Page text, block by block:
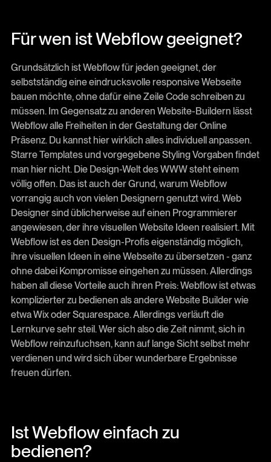
Für wen ist Webflow geeignet?
Grundsätzlich ist Webflow für jeden geeignet, der
selbstständig eine eindrucksvolle responsive Webseite
bauen möchte, ohne dafür eine Zeile Code schreiben zu
müssen. Im Gegensatz zu anderen Website-Buildern lässt
Webflow alle Freiheiten in der Gestaltung der Online
Präsenz. Du kannst hier wirklich alles individuell anpassen.
Starre Templates und vorgegebene Styling Vorgaben findet
man hier nicht. Die Design-Welt des WWW steht einem
völlig offen. Das ist auch der Grund, warum Webflow
vorrangig auch von vielen Designern genutzt wird. Web
Designer sind üblicherweise auf einen Programmierer
angewiesen, der ihre visuellen Website Ideen realisiert. Mit
Webflow ist es den Design-Profis eigenständig möglich,
ihre visuellen Ideen in eine Webseite zu übersetzen - ganz
ohne dabei Kompromisse eingehen zu müssen. Allerdings
haben all diese Vorteile auch ihren Preis: Webflow ist etwas
komplizierter zu bedienen als andere Website Builder wie
etwa Wix oder Squarespace. Allerdings verläuft die
Lernkurve sehr steil. Wer sich also die Zeit nimmt, sich in
Webflow reinzufuchsen, kann auf lange Sicht selbst mehr
verdienen und wird sich über wunderbare Ergebnisse
freuen dürfen.
Ist Webflow einfach zu
bedienen?